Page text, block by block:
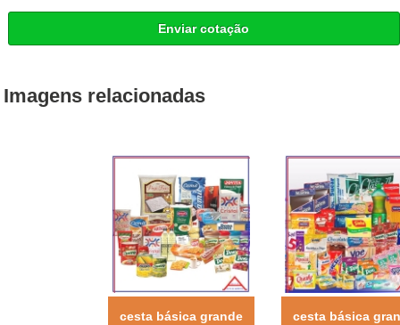
Enviar cotação
Imagens relacionadas
cesta básica grande
cesta básica